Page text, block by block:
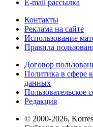
E-mail рассылка
Контакты
Реклама на сайте
Использование
Правила
Договор
Политика в сфере
данных
Пользовательское
Редакция
© 2000-2026,